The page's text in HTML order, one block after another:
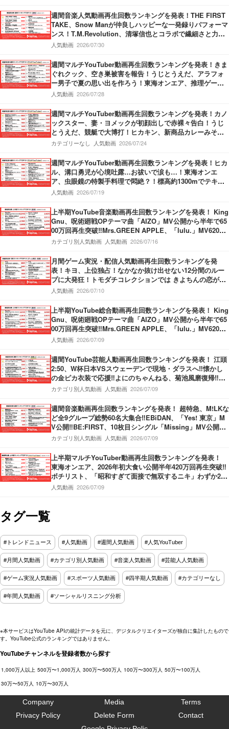
週間音楽人気動画再生回数ランキングを発表！THE FIRST
TAKE、Snow Manが仲良しハッピーな一発録りパフォーマ
ンス！T.M.Revolution、清塚信也とコラボで繊細さと力強
さ持ったパフォーマンスを披露！Vaundy、甲子園応援ソン
人気動画 2026/07/30
週間マルチYouTuber動画再生回数ランキングを発表！きま
ぐれクック、空き巣被害を報告！うじとうえだ、アラフォ
ー男子で夏の思い出を作ろう！東海オンエア、推理ゲーム
でミラクル勃発！
人気動画 2026/07/28
週間マルチYouTuber動画再生回数ランキングを発表！カノ
ックスター、妻・ヨメックが初顔出しで赤裸々告白！うじ
とうえだ、競艇で大博打！ヒカキン、新商品カレーみそき
んの発売開始を報告！
カテゴリーなし 人気動画 2026/07/24
週間マルチYouTuber動画再生回数ランキングを発表！ヒカ
ル、溝口勇児が心境吐露…お祓いで涙も…！東海オンエ
ア、虫眼鏡の特製手料理で悶絶？！標高約1300mでテキー
ラがぶ飲み…果たしてどちらが酔うのか？！
人気動画 2026/07/19
上半期YouTube音楽動画再生回数ランキングを発表！ King
Gnu、呪術廻戦OPテーマ曲「AIZO」MV公開から半年で65
00万回再生突破‼Mrs.GREEN APPLE、「lulu.」MV6200
万回再生突破‼M!LK、「爆裂愛してる」第3位獲得‼
カテゴリ別人気動画 人気動画 2026/07/16
月間ゲーム実況・配信人気動画再生回数ランキングを発
表！キヨ、上位独占！なかなか抜け出せない12分間のルー
プに大発狂！トモダチコレクションでは きよちんの恋が動
き出す！盲目少女をぬいぐるみを使って救うホラーゲーム
人気動画 2026/07/10
上半期YouTube総合動画再生回数ランキングを発表！ King
Gnu、呪術廻戦OPテーマ曲「AIZO」MV公開から半年で65
00万回再生突破‼Mrs.GREEN APPLE、「lulu.」MV6200
万回再生突破‼M!LK、「爆裂愛してる」第3位獲得‼
人気動画 2026/07/09
週間YouTube芸能人動画再生回数ランキングを発表！ 江頭
2:50、W杯日本VSスウェーデンで現地・ダラスへ‼懐かし
の金ピカ衣装で応援‼よにのちゃんねる、菊池風磨復帰‼神
楽坂のてんぷらの名店へ！捨て猫オーディション最終回公
カテゴリ別人気動画 人気動画 2026/07/09
週間音楽動画再生回数ランキングを発表！ 超特急、M!LKな
ど全9グループ総勢60名大集合‼EBiDAN、「Yes! 東京」M
V公開‼BE:FIRST、10枚目シングル「Missing」MV公開‼M
ove ver.＆Story ver.の2本立てMV‼THE FIRST TAKE、Kvi
カテゴリ別人気動画 人気動画 2026/07/09
上半期マルチYouTuber動画再生回数ランキングを発表！
東海オンエア、2026年初大食い公開半年420万回再生突破‼
ボチリスト、「昭和すぎて面接で無双するニキ」わずか2ヶ
月で420万回再生‼うじとうえだ、100種類お酒図鑑ハワイ
人気動画 2026/07/09
タグ一覧
#トレンドニュース #人気動画 #週間人気動画 #人気YouTuber
#月間人気動画 #カテゴリ別人気動画 #音楽人気動画 #芸能人人気動画
#ゲーム実況人気動画 #スポーツ人気動画 #四半期人気動画 #カテゴリーなし
#年間人気動画 #ソーシャルリスニング分析
※本サービスはYouTube APIの統計データを元に、デジタルクリエイターズが独自に集計したもので
す。YouTube公式のランキングではありません。
YouTubeチャンネルを登録者数から探す
1,000万人以上 500万〜1,000万人 300万〜500万人 100万〜300万人 50万〜100万人
30万〜50万人 10万〜30万人
Company Media
Terms
Privacy Policy
Delete Form Contact